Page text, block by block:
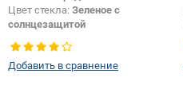
Цвет стекла: Зеленое с
солнцезащитой
Тип стекла:Заднее стекло
Добавить в сравнение